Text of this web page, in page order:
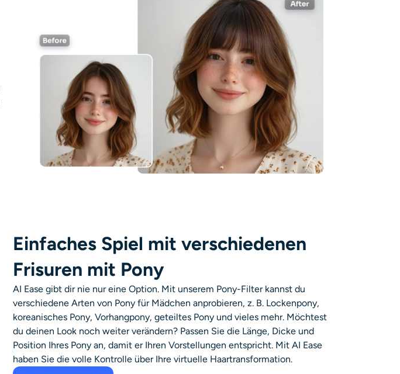
Einfaches Spiel mit verschiedenen
Frisuren mit Pony
AI Ease gibt dir nie nur eine Option. Mit unserem Pony-Filter kannst du
verschiedene Arten von Pony für Mädchen anprobieren, z. B. Lockenpony,
koreanisches Pony, Vorhangpony, geteiltes Pony und vieles mehr. Möchtest
du deinen Look noch weiter verändern? Passen Sie die Länge, Dicke und
Position Ihres Pony an, damit er Ihren Vorstellungen entspricht. Mit AI Ease
haben Sie die volle Kontrolle über Ihre virtuelle Haartransformation.